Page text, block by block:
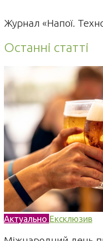
Журнал «Напої.
Останні статті
Актуально Ексклюзив